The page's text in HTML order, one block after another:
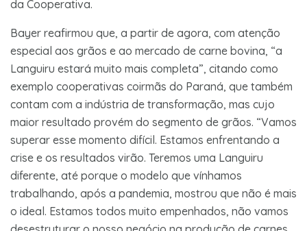
da Cooperativa.
Bayer reafirmou que, a partir de agora, com atenção
especial aos grãos e ao mercado de carne bovina, “a
Languiru estará muito mais completa”, citando como
exemplo cooperativas coirmãs do Paraná, que também
contam com a indústria de transformação, mas cujo
maior resultado provém do segmento de grãos. “Vamos
superar esse momento difícil. Estamos enfrentando a
crise e os resultados virão. Teremos uma Languiru
diferente, até porque o modelo que vínhamos
trabalhando, após a pandemia, mostrou que não é mais
o ideal. Estamos todos muito empenhados, não vamos